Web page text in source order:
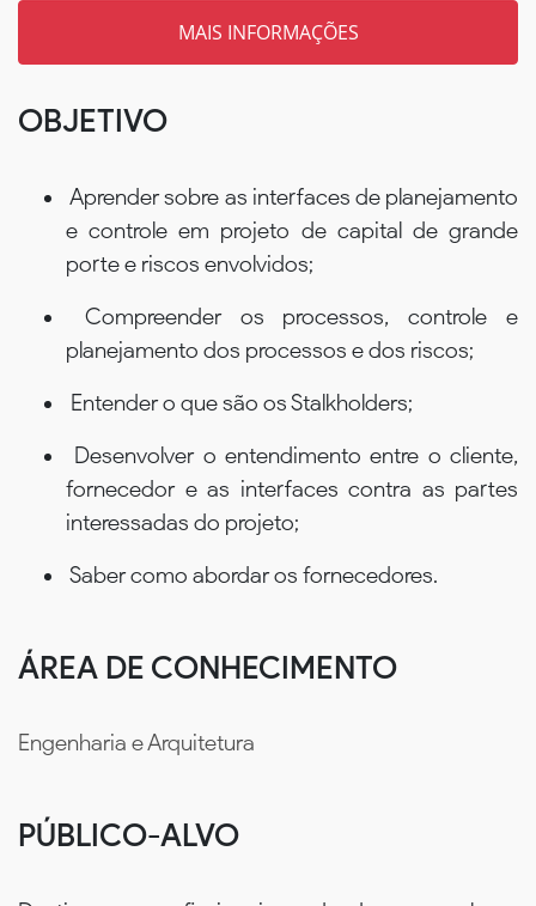
OBJETIVO
Aprender sobre as interfaces de planejamento
e controle em projeto de capital de grande
porte e riscos envolvidos;
Compreender os processos, controle e
planejamento dos processos e dos riscos;
Entender o que são os Stalkholders;
Desenvolver o entendimento entre o cliente,
fornecedor e as interfaces contra as partes
interessadas do projeto;
Saber como abordar os fornecedores.
ÁREA DE CONHECIMENTO
Engenharia e Arquitetura
PÚBLICO-ALVO